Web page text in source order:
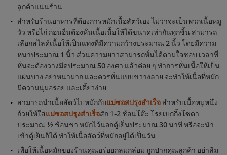
ลูกค้าแน่นร้าน
สำหรับร้านอาหารที่ต้องการหมักเนื้อสัตว์เอง ไม่ว่าจะเป็นพวกเนื้อหมู
วัว หรือไก่ ก่อนอื่นต้องหั่นเนื้อเนื้อให้ได้ขนาดเท่ากันทุกชิ้น สามารถ
เลือกสไลด์เนื้อให้เป็นแท่งที่มีความกว้างประมาณ 2 นิ้ว โดยมีความ
หนาประมาณ 1 นิ้ว ส่วนความยาวสามารถหั่นได้ตามใจชอบ เวลาที่
หั่นจะต้องวางมีดประมาณ 50 องศา แล้วค่อย ๆ ทำการหั่นเนื้อให้เป็น
แผ่นบาง อย่าหนามาก และควรหั่นแบบขวางลาย จะทำให้เนื้อที่หมัก
มีความนุ่มอร่อย และเคี้ยวง่าย
สามารถนำเนื้อสัตว์ไปหมักกับแม่ซอสปรุงสำเร็จ สำหรับเนื้อหมูหนึ่ง
ถ้วยให้ใส่แม่ซอสปรุงสำเร็จสัก 1-2 ช้อนโต๊ะ โรยเบกกิ้งโซดา
ประมาณ ½ ช้อนชา หมักไว้นอกตู้เย็นประมาณ 30 นาที หรือจะนำ
เข้าตู้เย็นก็ได้ ทำให้เนื้อสัตว์ที่หมักอยู่ได้เป็นวัน
เพื่อให้เนื้อหมักของร้านคุณอร่อยกลมกล่อม ถูกปากคุณลูกค้า อย่าลืม